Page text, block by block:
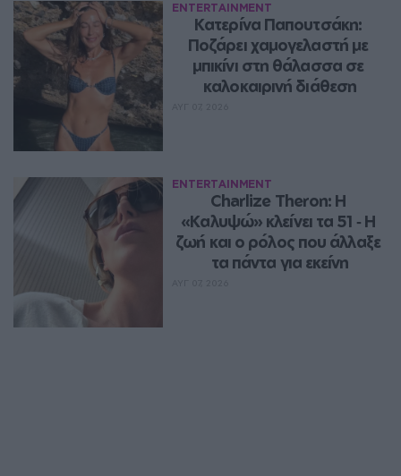
ENTERTAINMENT
Κατερίνα Παπουτσάκη:
Ποζάρει χαμογελαστή με
μπικίνι στη θάλασσα σε
καλοκαιρινή διάθεση
ENTERTAINMENT
Charlize Theron: Η
«Καλυψώ» κλείνει τα 51 ‑ H
ζωή και ο ρόλος που άλλαξε
τα πάντα για εκείνη